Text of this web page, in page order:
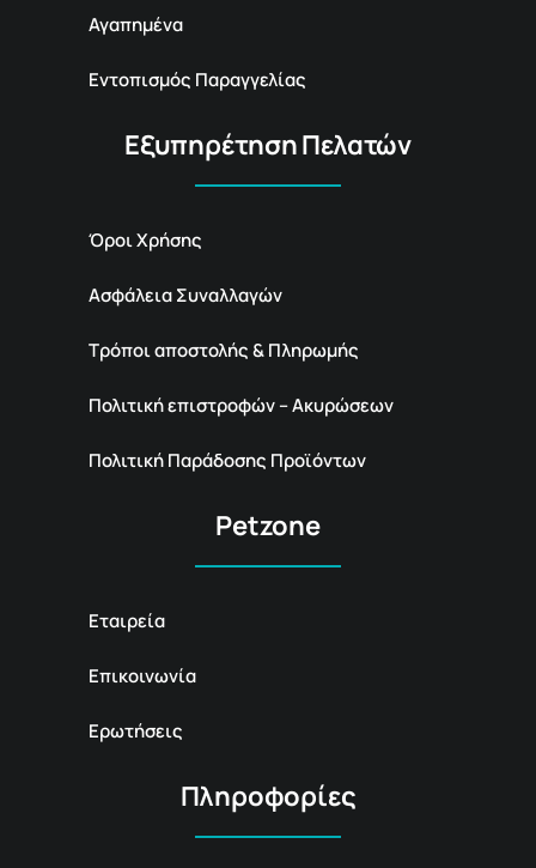
Αγαπημένα
Εντοπισμός Παραγγελίας
Εξυπηρέτηση Πελατών
Όροι Χρήσης
Ασφάλεια Συναλλαγών
Τρόποι αποστολής & Πληρωμής
Πολιτική επιστροφών – Ακυρώσεων
Πολιτική Παράδοσης Προϊόντων
Petzone
Εταιρεία
Επικοινωνία
Ερωτήσεις
Πληροφορίες